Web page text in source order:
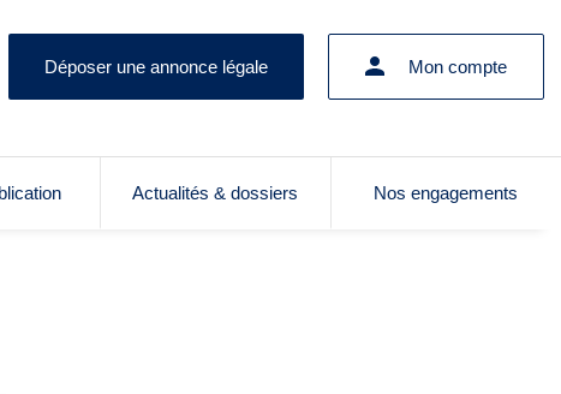
Déposer une annonce légale Mon compte
Actualités & dossiers Nos engagements